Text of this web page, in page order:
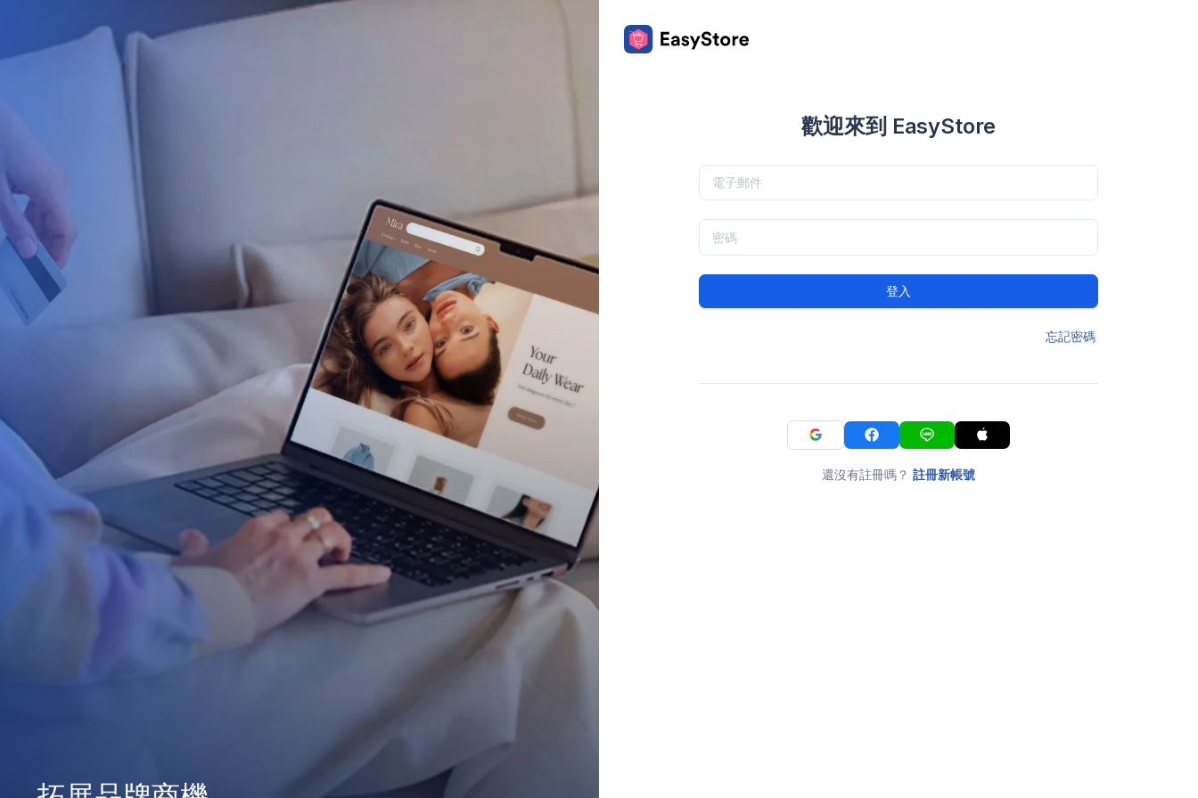
歡迎來到 EasyStore
登入
忘記密碼
還沒有註冊嗎？ 註冊新帳號